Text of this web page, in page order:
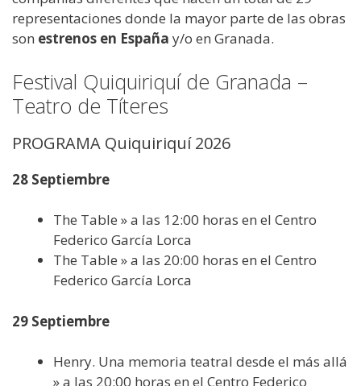
representaciones donde la mayor parte de las obras
son estrenos en España y/o en Granada.
Festival Quiquiriquí de Granada –
Teatro de Títeres
PROGRAMA Quiquiriquí 2026
28 Septiembre
The Table » a las 12:00 horas en el Centro
Federico García Lorca
The Table » a las 20:00 horas en el Centro
Federico García Lorca
29 Septiembre
Henry. Una memoria teatral desde el más allá
» a las 20:00 horas en el Centro Federico